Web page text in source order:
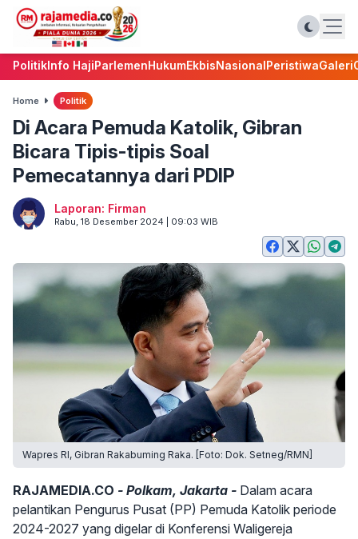
PolitikInfo HajiParlemenHukumEkbisNasionalPeristiwaGaleri
Home Politik
Di Acara Pemuda Katolik, Gibran
Bicara Tipis-tipis Soal
Pemecatannya dari PDIP
Laporan: Firman
Rabu, 18 Desember 2024 | 09:03 WIB
Wapres RI, Gibran Rakabuming Raka. [Foto: Dok. Setneg/RMN]
RAJAMEDIA.CO - Polkam, Jakarta - Dalam acara
pelantikan Pengurus Pusat (PP) Pemuda Katolik periode
2024-2027 yang digelar di Konferensi Waligereja